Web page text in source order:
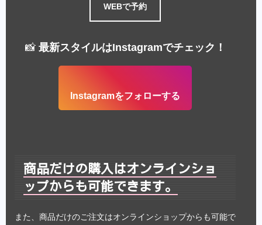
WEBで予約
📸 最新スタイルはInstagramでチェック！
Instagramをフォローする
商品だけの購入はオンラインショ
ップからも可能できます。
また、商品だけのご注文はオンラインショップからも可能で